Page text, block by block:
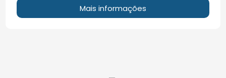
Mais informações